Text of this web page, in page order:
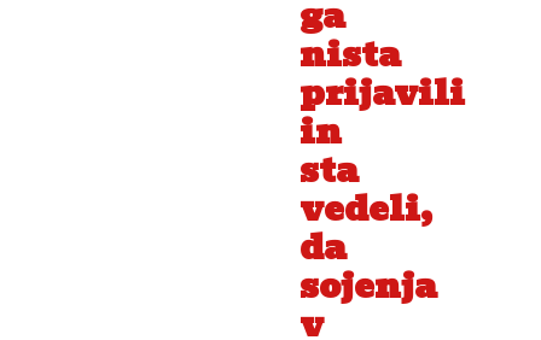
ga
nista
prijavili
in
sta
vedeli,
da
sojenja
v